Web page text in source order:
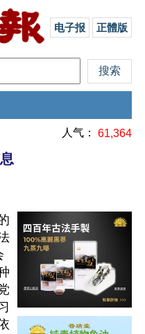
电子报 正體版
人气： 61,364